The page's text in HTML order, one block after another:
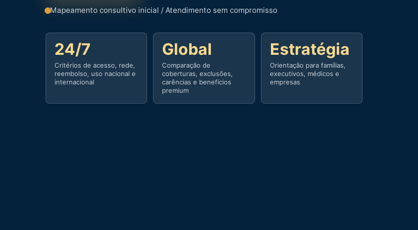
Mapeamento consultivo inicial / Atendimento sem compromisso
24/7
Critérios de acesso, rede,
reembolso, uso nacional e
internacional
Global
Comparação de
coberturas, exclusões,
carências e benefícios
premium
Estratégia
Orientação para famílias,
executivos, médicos e
empresas